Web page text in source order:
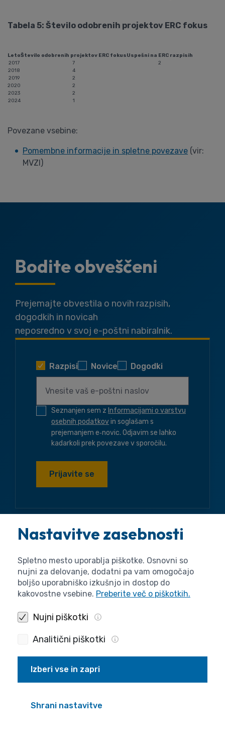
Tabela 5: Število odobrenih projektov ERC fokus
LetoŠtevilo odobrenih projektov ERC fokusUspešni na ERC razpisih
2017
7
2
2018
4
2019
2
2020
2
2023
2
2024
1
Povezane vsebine:
Pomembne informacije in spletne povezave (vir:
MVZI)
Bodite obveščeni
Prejemajte obvestila o novih razpisih,
dogodkih in novicah
neposredno v svoj e-poštni nabiralnik.
Razpisi Novice Dogodki
Seznanjen sem z Informacijami o varstvu
osebnih podatkovin soglašam s
prejemanjem e‑novic. Odjavim se lahko
kadarkoli prek povezave v sporočilu.
Prijavite se
Javna agencija za znanstvenoraziskovalno in inovacijsko
dejavnost Republike Slovenije.
Kontakt
Tel: +386 1 400 5910
Nastavitve zasebnosti
Spletno mesto uporablja piškotke. Osnovni so
nujni za delovanje, dodatni pa vam omogočajo
boljšo uporabniško izkušnjo in dostop do
kakovostne vsebine. Preberite več o piškotkih.
Nujni piškotki
Analitični piškotki
Izberi vse in zapri
Shrani nastavitve